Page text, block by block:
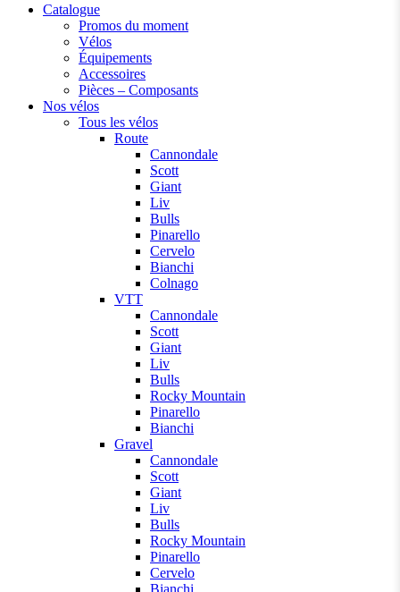
Catalogue
Promos du moment
Vélos
Équipements
Accessoires
Pièces – Composants
Nos vélos
Tous les vélos
Route
Cannondale
Scott
Giant
Liv
Bulls
Pinarello
Cervelo
Bianchi
Colnago
VTT
Cannondale
Scott
Giant
Liv
Bulls
Rocky Mountain
Pinarello
Bianchi
Gravel
Cannondale
Scott
Giant
Liv
Bulls
Rocky Mountain
Pinarello
Cervelo
Bianchi